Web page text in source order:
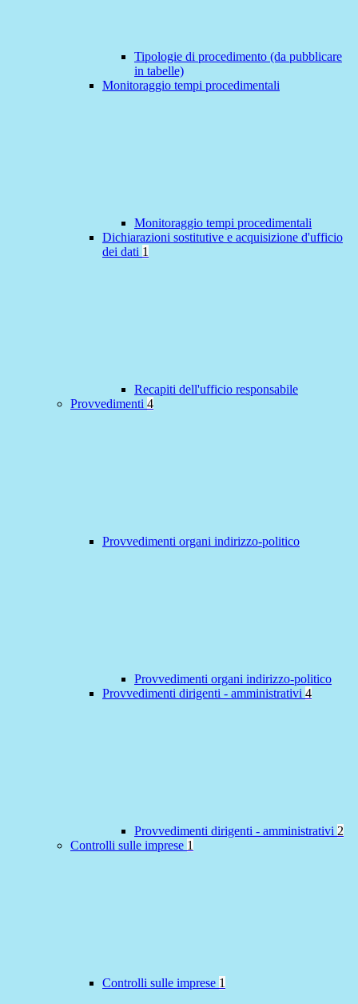
Tipologie di procedimento (da pubblicare
in tabelle)
Monitoraggio tempi procedimentali
Monitoraggio tempi procedimentali
Dichiarazioni sostitutive e acquisizione d'ufficio
dei dati 1
Recapiti dell'ufficio responsabile
Provvedimenti 4
Provvedimenti organi indirizzo-politico
Provvedimenti organi indirizzo-politico
Provvedimenti dirigenti - amministrativi 4
Provvedimenti dirigenti - amministrativi 2
Controlli sulle imprese 1
Controlli sulle imprese 1